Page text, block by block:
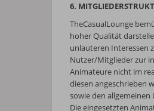
6.
TheCasualLounge
hoher Qualität
unlauteren Interessen
Nutzer/Mitglieder zur
Animateure nicht im
diesen angeschrieben
sowie den
Die eingesetzten